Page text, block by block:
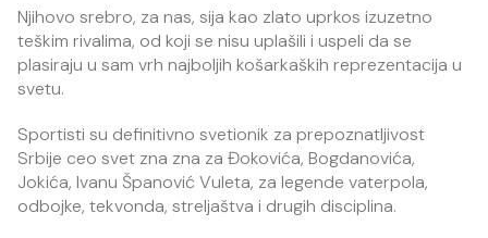
Njihovo srebro, za nas, sija kao zlato uprkos izuzetno
teškim rivalima, od koji se nisu uplašili i uspeli da se
plasiraju u sam vrh najboljih košarkaških reprezentacija u
svetu.
Sportisti su definitivno svetionik za prepoznatljivost
Srbije ceo svet zna zna za Đokovića, Bogdanovića,
Jokića, Ivanu Španović Vuleta, za legende vaterpola,
odbojke, tekvonda, streljaštva i drugih disciplina.